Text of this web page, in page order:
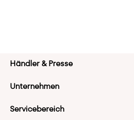
Händler & Presse
Unternehmen
Servicebereich